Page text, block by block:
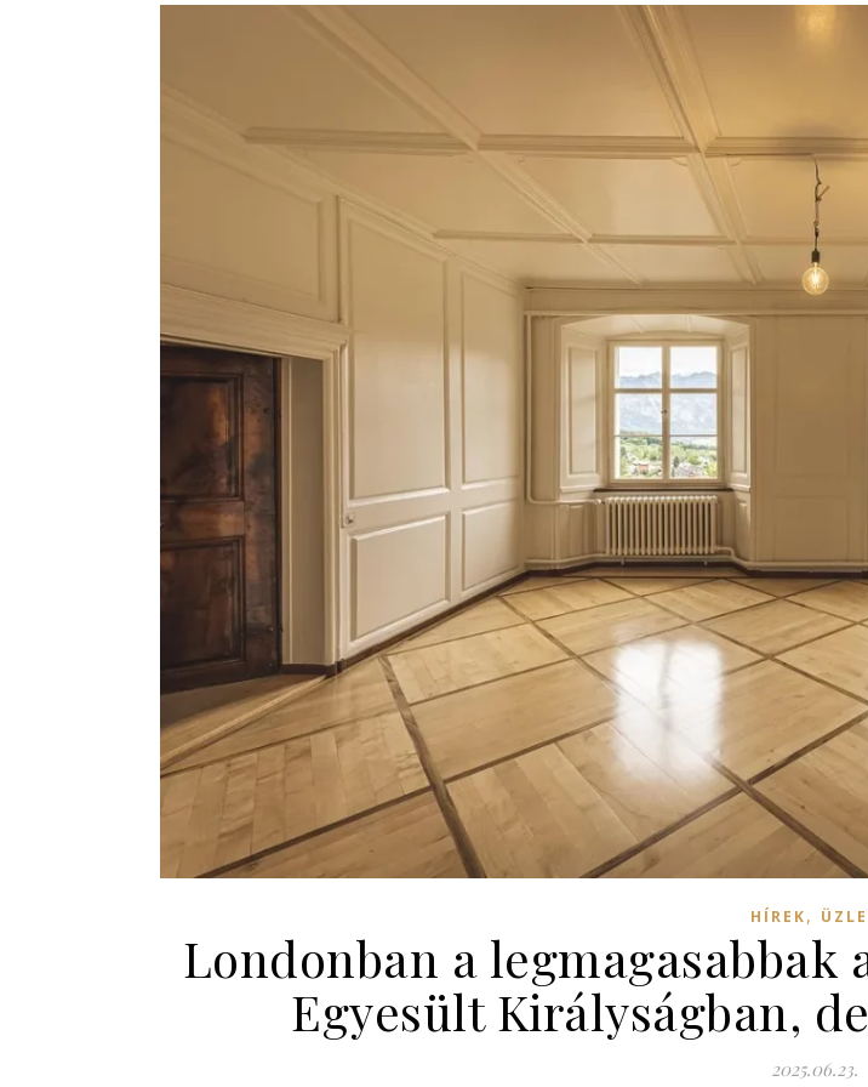
HÍREK,
Londonban a legmagasabbak
Egyesült Királyságban,
2025.06.23.